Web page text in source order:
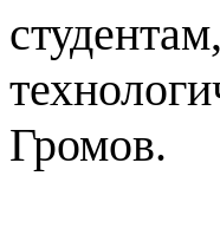
Громов.